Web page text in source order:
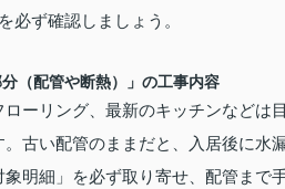
必ず確認しましょう。
（配管や断熱）」の工事内容
ーリング、最新のキッチンなどは
。古い配管のままだと、入居後に水
象明細」を必ず取り寄せ、配管まで